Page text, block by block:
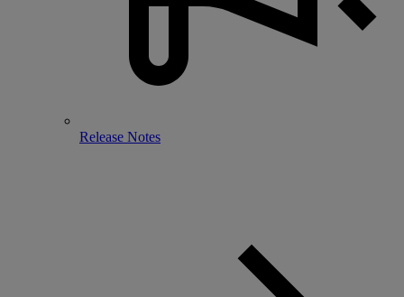
Release Notes